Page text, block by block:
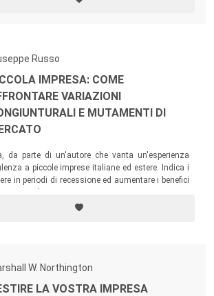
Russo
IMPRESA: COME
VARIAZIONI
E MUTAMENTI DI
da parte di un'autore che vanta un'esperienza
a piccole imprese italiane ed estere. Indica i
in periodi di recessione ed aumentare i benefici
W. Northington
LA VOSTRA IMPRESA